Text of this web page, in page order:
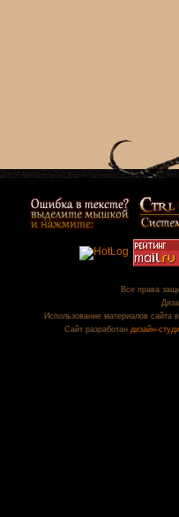
Все права
Использование материалов сайта
Сайт разработан дизайн-